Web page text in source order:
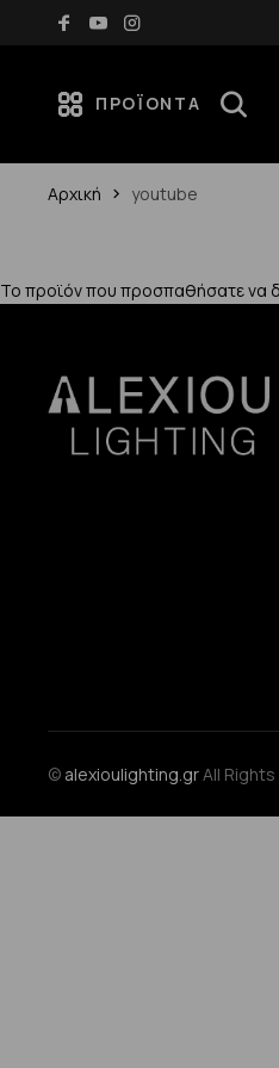
Δωρεάν
ΠΡΟΪΌΝΤΑ
Αρχική youtube
Το προϊόν που προσπαθήσατε να
© alexioulighting.grAll